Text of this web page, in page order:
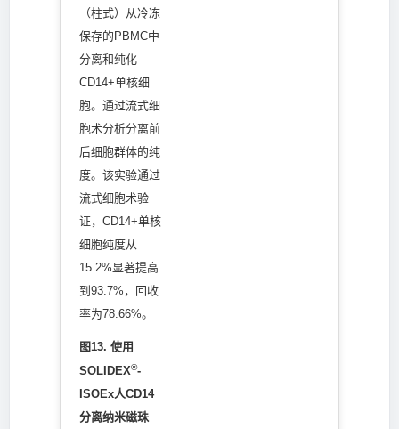
（柱式）从冷冻
保存的PBMC中
分离和纯化
CD14+单核细
胞。通过流式细
胞术分析分离前
后细胞群体的纯
度。该实验通过
流式细胞术验
证，CD14+单核
细胞纯度从
15.2%显著提高
到93.7%，回收
率为78.66%。
图13. 使用
SOLIDEX®-
ISOEx人CD14
分离纳米磁珠